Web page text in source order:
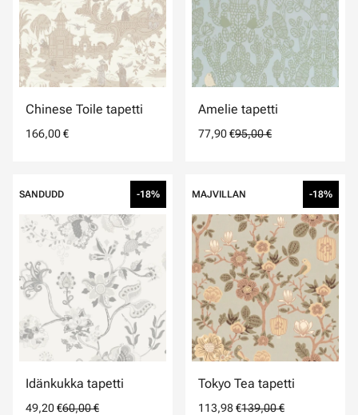
Chinese Toile tapetti
166,00 €
Amelie tapetti
77,90 €95,00 €
SANDUDD -18%
Idänkukka tapetti
49,20 €60,00 €
MAJVILLAN -18%
Tokyo Tea tapetti
113,98 €139,00 €